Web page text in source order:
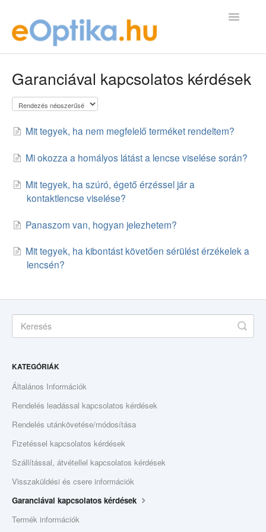
Toggle
kapcsolat@eoptika.hu
Garanciával kapcsolatos kérdések
Mit tegyek, ha nem megfelelő terméket rendeltem?
Mi okozza a homályos látást a lencse viselése során?
Mit tegyek, ha szúró, égető érzéssel jár a
kontaktlencse viselése?
Panaszom van, hogyan jelezhetem?
Mit tegyek, ha kibontást követően sérülést érzékelek a
lencsén?
KATEGÓRIÁK
Általános Információk
Rendelés leadással kapcsolatos kérdések
Rendelés utánkövetése/módosítása
Fizetéssel kapcsolatos kérdések
Szállítással, átvétellel kapcsolatos kérdések
Visszaküldési és csere információk
Garanciával kapcsolatos kérdések
Termék információk